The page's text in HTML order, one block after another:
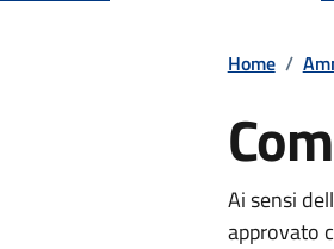
Home /
Ai sensi
approvato